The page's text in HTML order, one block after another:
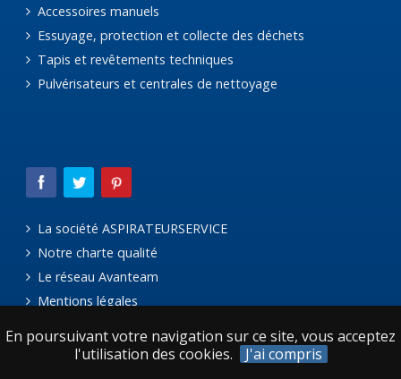
En poursuivant votre navigation sur ce site, vous acceptez
l'utilisation des cookies.
J'ai compris
Accessoires manuels
Essuyage, protection et collecte des déchets
Tapis et revêtements techniques
Pulvérisateurs et centrales de nettoyage
La société ASPIRATEURSERVICE
Notre charte qualité
Le réseau Avanteam
Mentions légales